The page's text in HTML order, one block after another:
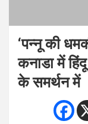
‘पन्नू की
कनाडा में
के समर्थन में